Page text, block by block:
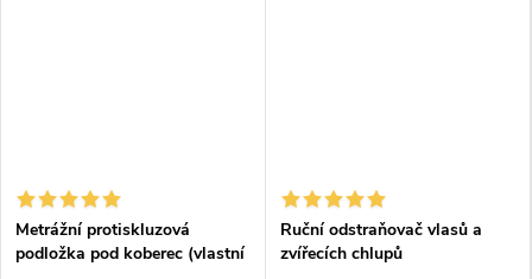
Metrážní protiskluzová
podložka pod koberec (vlastní
Ruční odstraňovač vlasů a
zvířecích chlupů